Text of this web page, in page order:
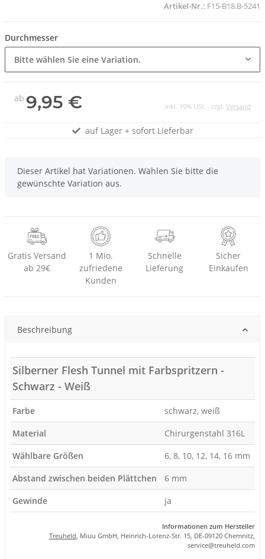
Artikel-Nr.: F15-B18.B-5241
Durchmesser
Bitte wählen Sie eine Variation.
ab 9,95 € inkl. 19% USt. , zzgl. Versand
auf Lager + sofort Lieferbar
x
Dieser Artikel hat Variationen. Wählen Sie bitte die
gewünschte Variation aus.
Gratis Versand
ab 29€
1 Mio.
zufriedene
Kunden
Schnelle
Lieferung
Sicher
Einkaufen
Beschreibung
Silberner Flesh Tunnel mit Farbspritzern -
Schwarz - Weiß
Farbe
schwarz, weiß
Material
Chirurgenstahl 316L
Wählbare Größen
6, 8, 10, 12, 14, 16 mm
Abstand zwischen beiden Plättchen
6 mm
Gewinde
ja
Informationen zum Hersteller
Treuheld, Miuu GmbH, Heinrich-Lorenz-Str. 15, DE-09120 Chemnitz,
service@treuheld.com